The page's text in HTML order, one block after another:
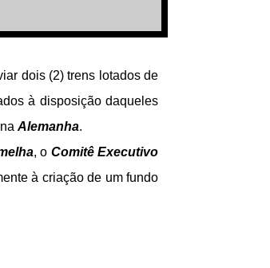
dois (2) trens lotados de
à disposição daqueles
Alemanha.
, o Comitê Executivo
à criação de um fundo